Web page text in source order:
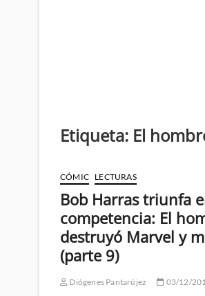
Etiqueta: El
CÓMIC LECTURAS
Bob Harras triunfa
competencia: El
destruyó Marvel y
(parte 9)
Diógenes Pantarújez
03/12/